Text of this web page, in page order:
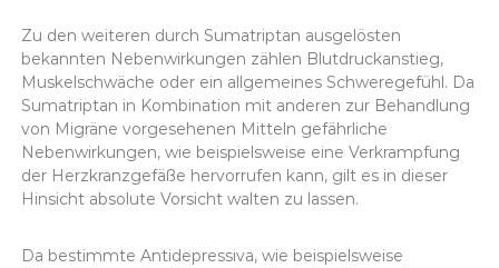
Zu den weiteren durch Sumatriptan ausgelösten
bekannten Nebenwirkungen zählen Blutdruckanstieg,
Muskelschwäche oder ein allgemeines Schweregefühl. Da
Sumatriptan in Kombination mit anderen zur Behandlung
von Migräne vorgesehenen Mitteln gefährliche
Nebenwirkungen, wie beispielsweise eine Verkrampfung
der Herzkranzgefäße hervorrufen kann, gilt es in dieser
Hinsicht absolute Vorsicht walten zu lassen.
Da bestimmte Antidepressiva, wie beispielsweise